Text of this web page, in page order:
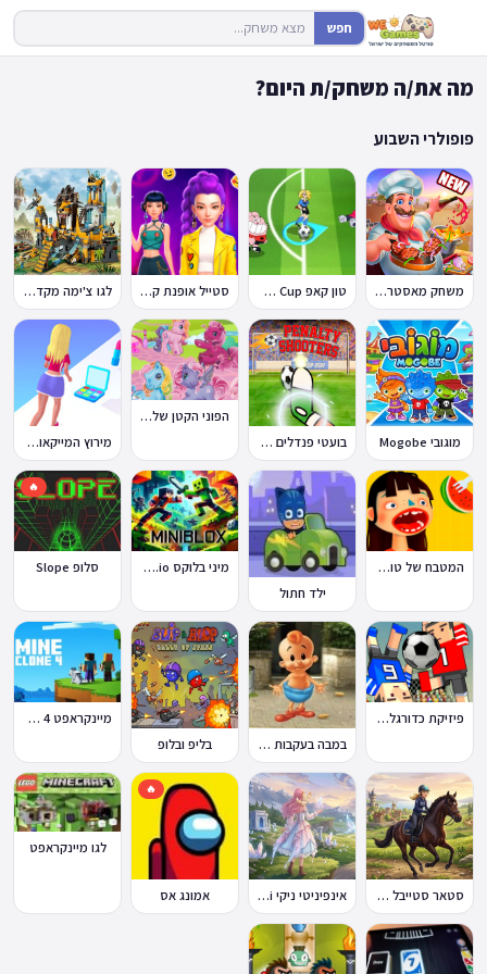
חפש
מה את/ה משחק/ת היום?
פופולרי השבוע
משחק מאסטר שף טון קאפ Toon Cup סטייל אופנת קיי-פופ לגו צ'ימה מקדש האריות
מוגובי Mogobe בועטי פנדלים Penalty Shooters
הפוני הקטן שלי: מסיבה בכפר
מירוץ המייקאובר Makeover Run
המטבח של טוקה בוקה
ילד חתול
מיני בלוקס Miniblox.io
🔥
סלופ Slope
פיזיקת כדורגל Soccer Physics
במבה בעקבות החטיף החטוף 2
בליפ ובלופ
מיינקראפט 4 קלון
סטאר סטייבל Star Stable Online אינפיניטי ניקי Infinity Nikki
🔥
אמונג אס
לגו מיינקראפט